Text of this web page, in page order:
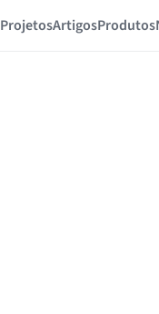
ProjetosArtigosProdutos